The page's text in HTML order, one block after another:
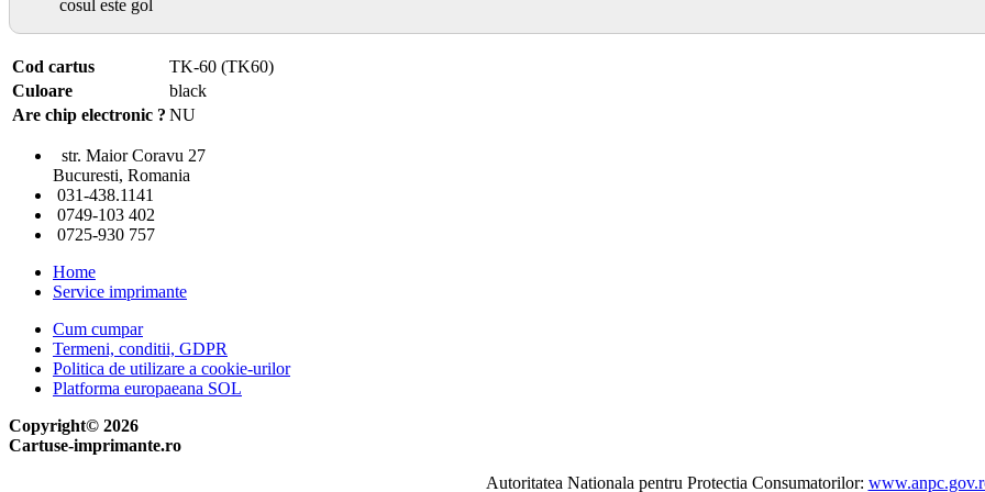
cosul este gol
Cod cartus
TK-60 (TK60)
Culoare
black
Are chip electronic ? NU
str. Maior Coravu 27
Bucuresti, Romania
031-438.1141
0749-103 402
0725-930 757
Home
Service imprimante
Cum cumpar
Termeni, conditii, GDPR
Politica de utilizare a cookie-urilor
Platforma europaeana SOL
Copyright© 2026
Cartuse-imprimante.ro
Autoritatea Nationala pentru Protectia Consumatorilor: